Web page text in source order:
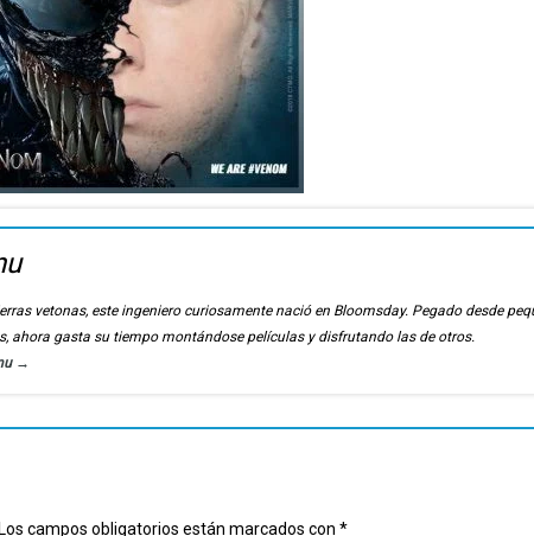
vetonas, este ingeniero curiosamente nació en Bloomsday. Pegado desde
ahora gasta su tiempo montándose películas y disfrutando las de otros.
→
Los campos obligatorios están marcados con *